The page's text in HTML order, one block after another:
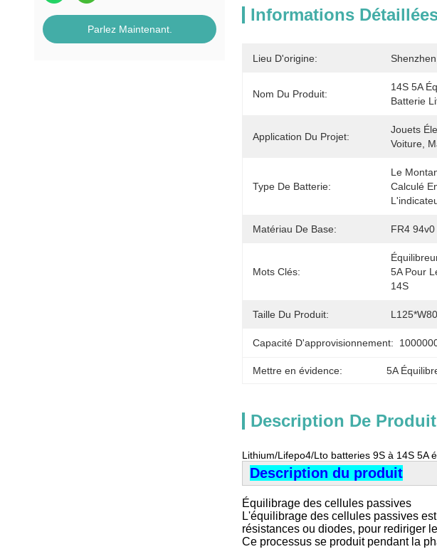
Parlez Maintenant.
Informations
Lieu D'origine:
Nom Du Produit:
14S 5A
Batterie
Application Du Projet:
Jouets
Voiture,
Type De Batterie:
Le
Calculé
Matériau De Base: FR4
Mots Clés:
5A Pour
14S
Taille Du Produit:
Capacité D'approvisionnement:
Mettre en évidence: 5A
Description De Produit
Lithium/Lifepo4/Lto batteries 9S à 14S 5A
Description du produit
Équilibrage des cellules passives
L'équilibrage des cellules passives
résistances ou diodes, pour rediriger
Ce processus se produit pendant la